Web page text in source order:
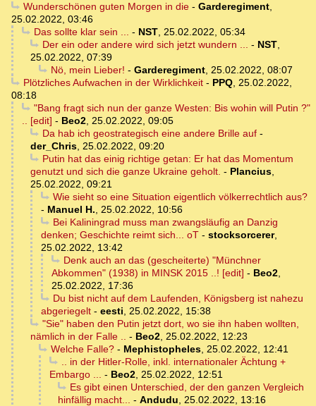
Wunderschönen guten Morgen in die- Garderegiment,
25.02.2022, 03:46
Das sollte klar sein ... - NST, 25.02.2022, 05:34
Der ein oder andere wird sich jetzt wundern ... - NST,
25.02.2022, 07:39
Nö, mein Lieber! - Garderegiment, 25.02.2022, 08:07
Plötzliches Aufwachen in der Wirklichkeit- PPQ, 25.02.2022,
08:18
"Bang fragt sich nun der ganze Westen: Bis wohin will Putin ?"
.. [edit] - Beo2, 25.02.2022, 09:05
Da hab ich geostrategisch eine andere Brille auf-
der_Chris, 25.02.2022, 09:20
Putin hat das einig richtige getan: Er hat das Momentum
genutzt und sich die ganze Ukraine geholt. - Plancius,
25.02.2022, 09:21
Wie sieht so eine Situation eigentlich völkerrechtlich aus?
- Manuel H., 25.02.2022, 10:56
Bei Kaliningrad muss man zwangsläufig an Danzig
denken; Geschichte reimt sich... oT - stocksorcerer,
25.02.2022, 13:42
Denk auch an das (gescheiterte) "Münchner
Abkommen" (1938) in MINSK 2015 ..! [edit] - Beo2,
25.02.2022, 17:36
Du bist nicht auf dem Laufenden, Königsberg ist nahezu
abgeriegelt - eesti, 25.02.2022, 15:38
"Sie" haben den Putin jetzt dort, wo sie ihn haben wollten,
nämlich in der Falle .. - Beo2, 25.02.2022, 12:23
Welche Falle?- Mephistopheles, 25.02.2022, 12:41
.. in der Hitler-Rolle, inkl. internationaler Ächtung +
Embargo ... - Beo2, 25.02.2022, 12:51
Es gibt einen Unterschied, der den ganzen Vergleich
hinfällig macht... - Andudu, 25.02.2022, 13:16